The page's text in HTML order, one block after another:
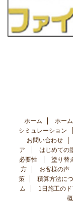
ホーム ホー
シミュレーション
お問い合わせ
ア
はじめての
必要性
塗り替
方
お客様の声
策
積算方法に
ム
1日施工の